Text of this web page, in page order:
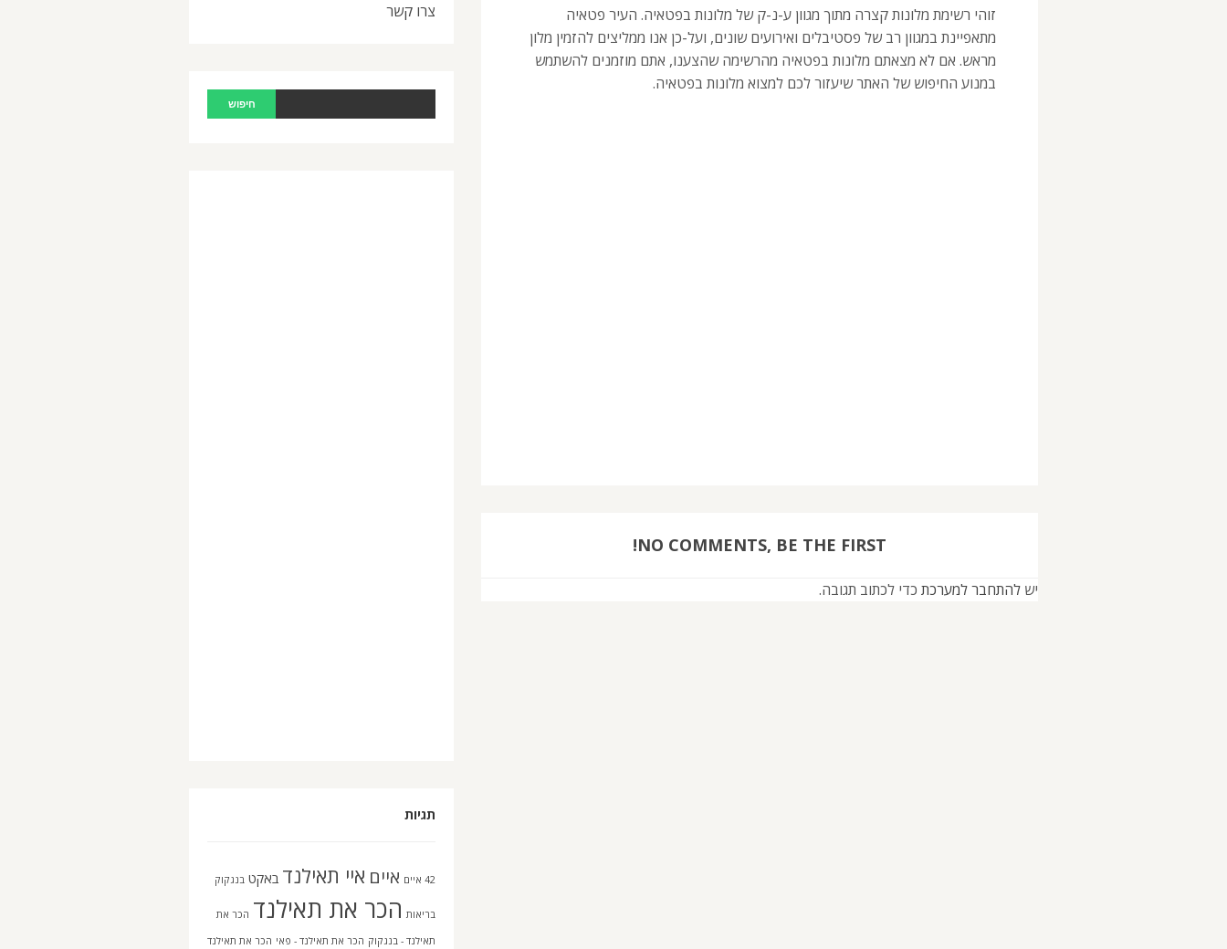
זוהי רשימת מלונות קצרה מתוך מגוון ע-נ-ק של מלונות בפטאיה. העיר פטאיה
מתאפיינת במגוון רב של פסטיבלים ואירועים שונים, ועל-כן אנו ממליצים להזמין מלון
מראש. אם לא מצאתם מלונות בפטאיה מהרשימה שהצענו, אתם מוזמנים להשתמש
במנוע החיפוש של האתר שיעזור לכם למצוא מלונות בפטאיה.
NO COMMENTS, BE THE FIRST!
יש להתחבר למערכת כדי לכתוב תגובה.
צרו קשר
תגיות
42 איים איים איי תאילנד באקט בנגקוק
בריאות הכר את תאילנד הכר את
תאילנד - בנגקוק הכר את תאילנד - פאי הכר את תאילנד